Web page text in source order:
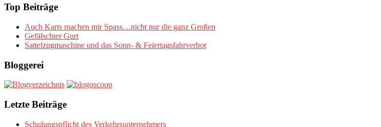
Top Beiträge
Auch Karts machen mir Spass....nicht nur die ganz Großen
Gefälschter Gurt
Sattelzugmaschine und das Sonn- & Feiertagsfahrverbot
Bloggerei
Letzte Beiträge
Schulungspflicht des Verkehrsunternehmers